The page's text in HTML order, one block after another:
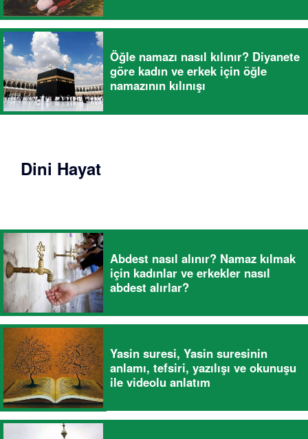
Öğle namazı nasıl kılınır? Diyanete
göre kadın ve erkek için öğle
namazının kılınışı
Dini Hayat
Abdest nasıl alınır? Namaz kılmak
için kadınlar ve erkekler nasıl
abdest alırlar?
Yasin suresi, Yasin suresinin
anlamı, tefsiri, yazılışı ve okunuşu
ile videolu anlatım